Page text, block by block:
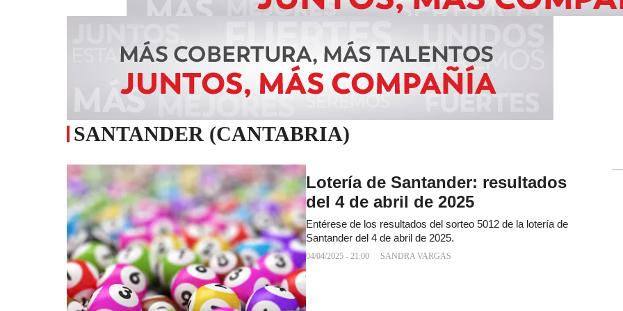
SANTANDER (CANTABRIA)
Lotería de Santander: resultados
del 4 de abril de 2025
Entérese de los resultados del sorteo 5012 de la lotería de
Santander del 4 de abril de 2025.
04/04/2025 - 21:00 SANDRA VARGAS